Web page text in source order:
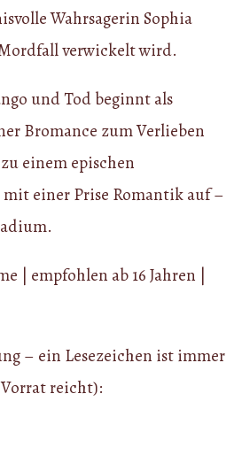
Wahrsagerin Sophia
verwickelt wird.
und Tod beginnt als
Bromance zum Verlieben
einem epischen
einer Prise Romantik auf –
| empfohlen ab 16 Jahren |
– ein Lesezeichen ist immer
reicht):